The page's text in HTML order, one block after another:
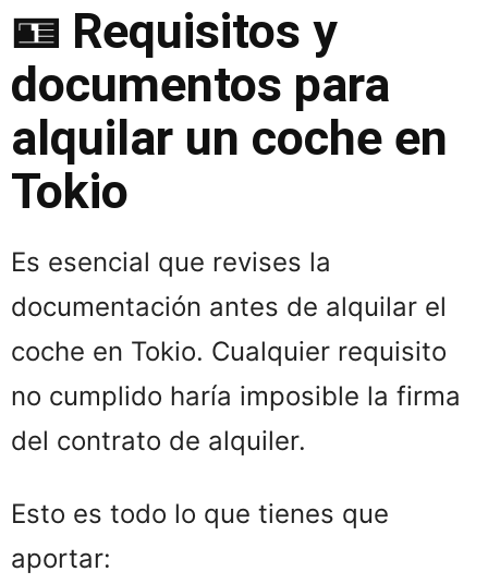
🪪 Requisitos y
documentos para
alquilar un coche en
Tokio
Es esencial que revises la
documentación antes de alquilar el
coche en Tokio. Cualquier requisito
no cumplido haría imposible la firma
del contrato de alquiler.
Esto es todo lo que tienes que
aportar: